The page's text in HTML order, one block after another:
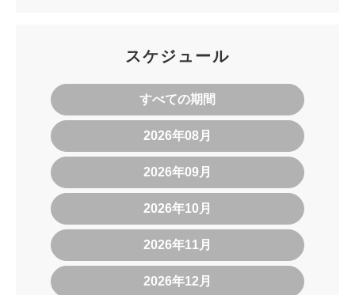
スケジュール
すべての期間
2026年08月
2026年09月
2026年10月
2026年11月
2026年12月